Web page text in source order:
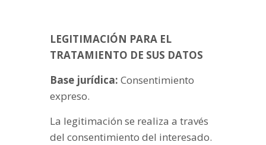
LEGITIMACIÓN PARA EL
TRATAMIENTO DE SUS DATOS
Base jurídica: Consentimiento
expreso.
La legitimación se realiza a través
del consentimiento del interesado.